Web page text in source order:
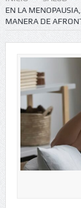
EN LA
MANERA DE